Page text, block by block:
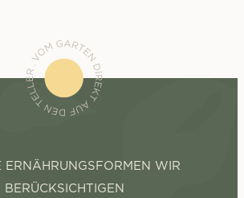
ERNÄHRUNGSFORMEN WIR
BERÜCKSICHTIGEN